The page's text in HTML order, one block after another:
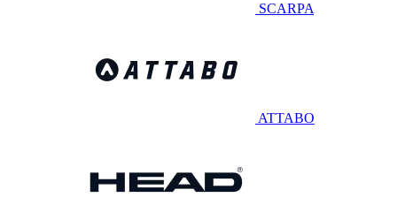
SCARPA
ATTABO